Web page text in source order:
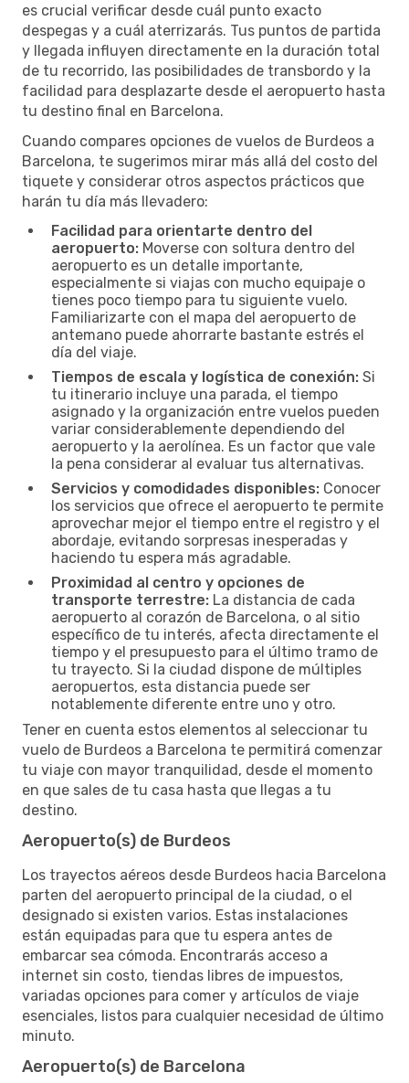
es crucial verificar desde cuál punto exacto
despegas y a cuál aterrizarás. Tus puntos de partida
y llegada influyen directamente en la duración total
de tu recorrido, las posibilidades de transbordo y la
facilidad para desplazarte desde el aeropuerto hasta
tu destino final en Barcelona.
Cuando compares opciones de vuelos de Burdeos a
Barcelona, te sugerimos mirar más allá del costo del
tiquete y considerar otros aspectos prácticos que
harán tu día más llevadero:
Facilidad para orientarte dentro del
aeropuerto: Moverse con soltura dentro del
aeropuerto es un detalle importante,
especialmente si viajas con mucho equipaje o
tienes poco tiempo para tu siguiente vuelo.
Familiarizarte con el mapa del aeropuerto de
antemano puede ahorrarte bastante estrés el
día del viaje.
Tiempos de escala y logística de conexión: Si
tu itinerario incluye una parada, el tiempo
asignado y la organización entre vuelos pueden
variar considerablemente dependiendo del
aeropuerto y la aerolínea. Es un factor que vale
la pena considerar al evaluar tus alternativas.
Servicios y comodidades disponibles: Conocer
los servicios que ofrece el aeropuerto te permite
aprovechar mejor el tiempo entre el registro y el
abordaje, evitando sorpresas inesperadas y
haciendo tu espera más agradable.
Proximidad al centro y opciones de
transporte terrestre: La distancia de cada
aeropuerto al corazón de Barcelona, o al sitio
específico de tu interés, afecta directamente el
tiempo y el presupuesto para el último tramo de
tu trayecto. Si la ciudad dispone de múltiples
aeropuertos, esta distancia puede ser
notablemente diferente entre uno y otro.
Tener en cuenta estos elementos al seleccionar tu
vuelo de Burdeos a Barcelona te permitirá comenzar
tu viaje con mayor tranquilidad, desde el momento
en que sales de tu casa hasta que llegas a tu
destino.
Aeropuerto(s) de Burdeos
Los trayectos aéreos desde Burdeos hacia Barcelona
parten del aeropuerto principal de la ciudad, o el
designado si existen varios. Estas instalaciones
están equipadas para que tu espera antes de
embarcar sea cómoda. Encontrarás acceso a
internet sin costo, tiendas libres de impuestos,
variadas opciones para comer y artículos de viaje
esenciales, listos para cualquier necesidad de último
minuto.
Aeropuerto(s) de Barcelona